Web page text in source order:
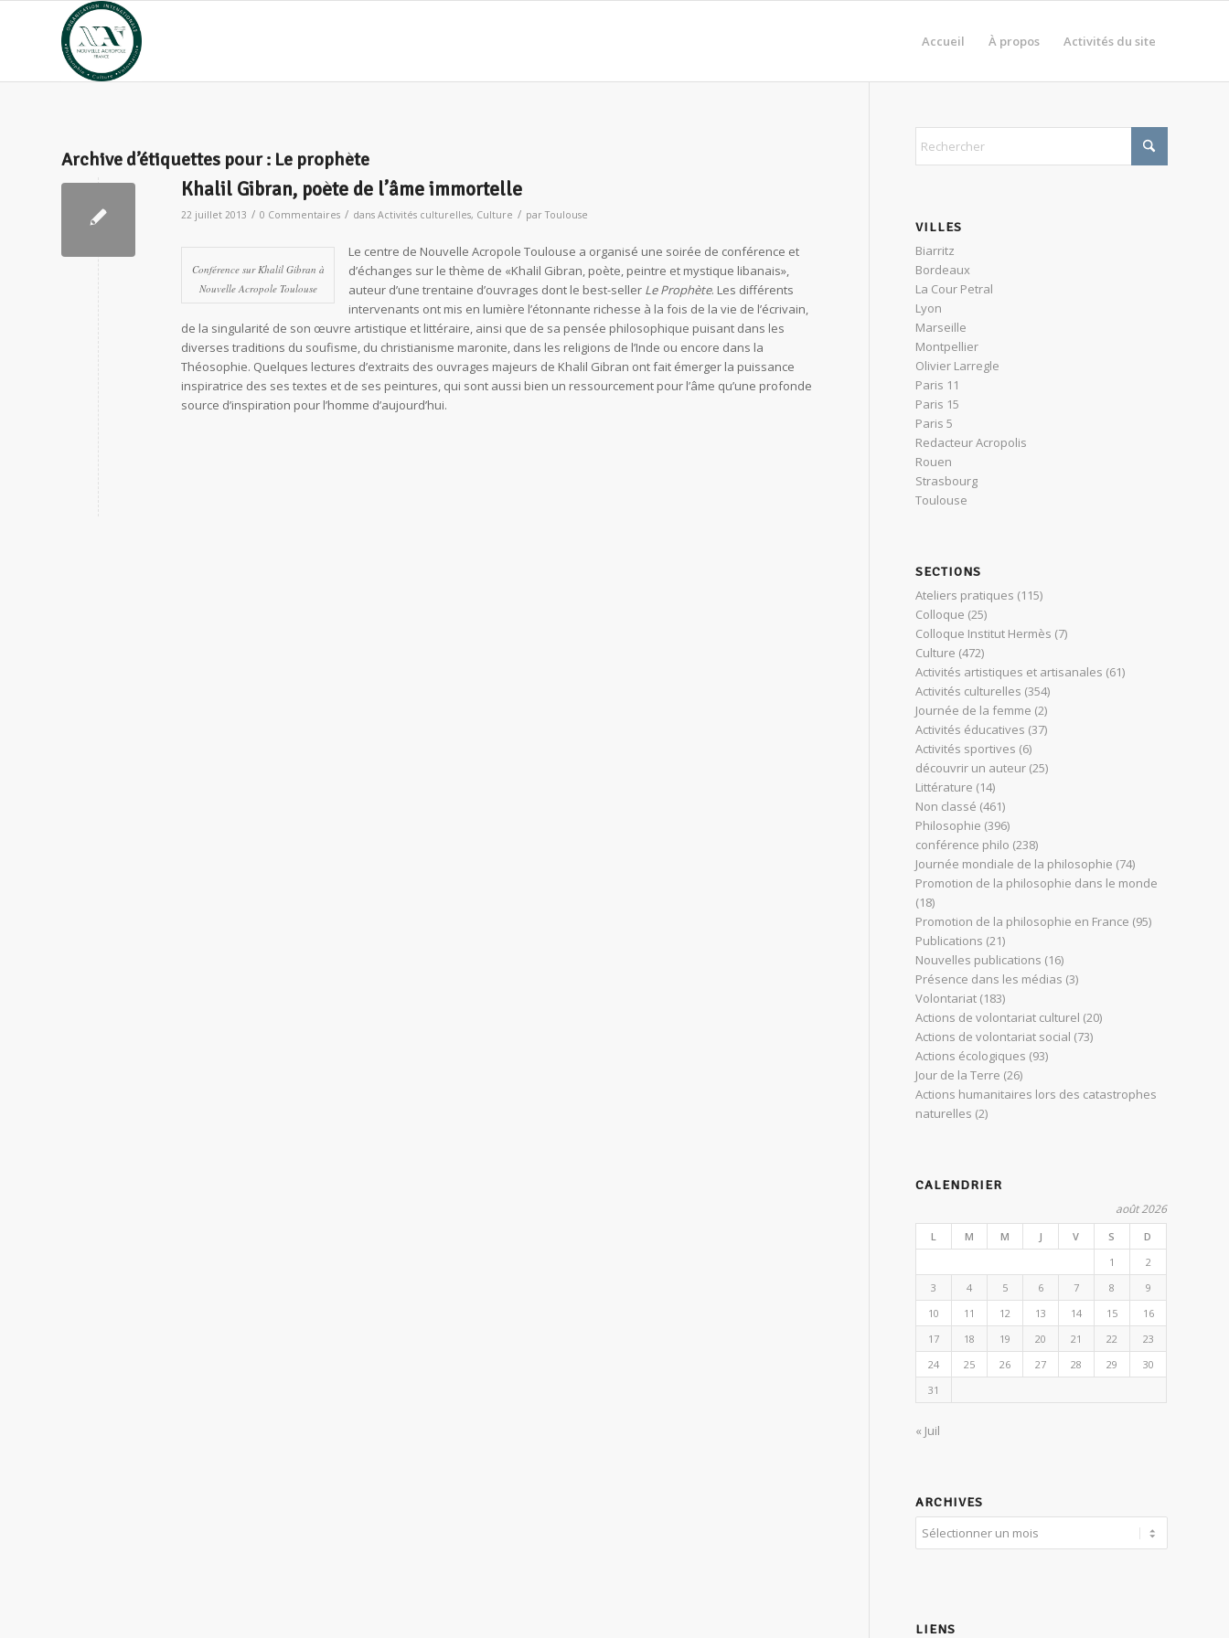
Accueil À propos Activités du site
Archive d’étiquettes pour : Le prophète
Khalil Gibran, poète de l’âme immortelle
22 juillet 2013 / 0 Commentaires / dans Activités culturelles, Culture / parToulouse
Conférence sur Khalil Gibran à
Nouvelle Acropole Toulouse
Le centre de Nouvelle Acropole Toulouse a organisé une soirée de conférence et
d’échanges sur le thème de «Khalil Gibran, poète, peintre et mystique libanais»,
auteur d’une trentaine d’ouvrages dont le best-seller Le Prophète. Les différents
intervenants ont mis en lumière l’étonnante richesse à la fois de la vie de l’écrivain,
de la singularité de son œuvre artistique et littéraire, ainsi que de sa pensée philosophique puisant dans les
diverses traditions du soufisme, du christianisme maronite, dans les religions de l’Inde ou encore dans la
Théosophie. Quelques lectures d’extraits des ouvrages majeurs de Khalil Gibran ont fait émerger la puissance
inspiratrice des ses textes et de ses peintures, qui sont aussi bien un ressourcement pour l’âme qu’une profonde
source d’inspiration pour l’homme d’aujourd’hui.
VILLES
Biarritz
Bordeaux
La Cour Petral
Lyon
Marseille
Montpellier
Olivier Larregle
Paris 11
Paris 15
Paris 5
Redacteur Acropolis
Rouen
Strasbourg
Toulouse
SECTIONS
Ateliers pratiques (115)
Colloque (25)
Colloque Institut Hermès (7)
Culture (472)
Activités artistiques et artisanales (61)
Activités culturelles (354)
Journée de la femme (2)
Activités éducatives (37)
Activités sportives (6)
découvrir un auteur (25)
Littérature (14)
Non classé (461)
Philosophie (396)
conférence philo (238)
Journée mondiale de la philosophie (74)
Promotion de la philosophie dans le monde
(18)
Promotion de la philosophie en France (95)
Publications (21)
Nouvelles publications (16)
Présence dans les médias (3)
Volontariat (183)
Actions de volontariat culturel (20)
Actions de volontariat social (73)
Actions écologiques (93)
Jour de la Terre (26)
Actions humanitaires lors des catastrophes
naturelles (2)
CALENDRIER
août 2026
L M M J V S
D
1
2
3
4 5 6 7 8
9
10
11 12 13 14 15
16
17
18 19 20 21 22
23
24
25 26 27 28 29
30
31
« Juil
ARCHIVES
LIENS